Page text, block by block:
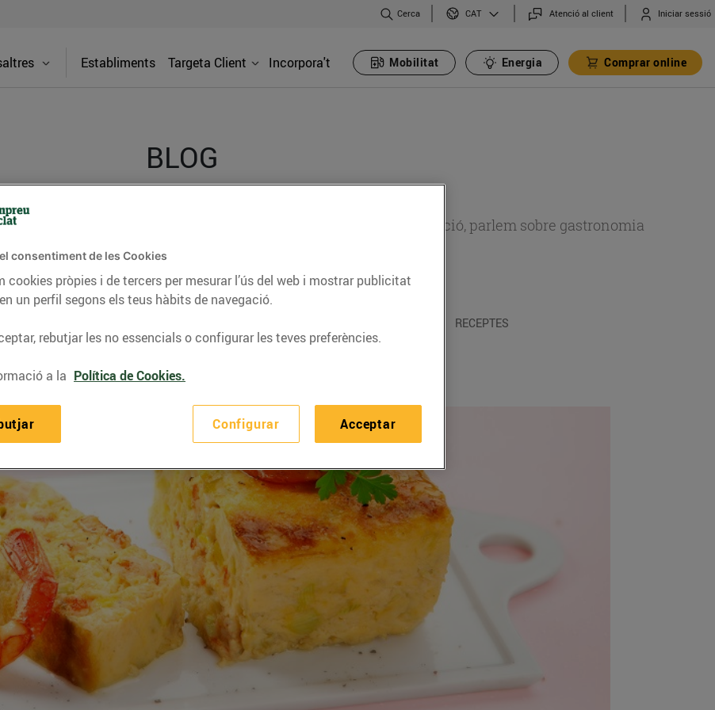
Cerca CAT Atenció al client Iniciar sessió
Establiments Targeta Client Incorpora't Mobilitat Energia Comprar online
BLOG
consells nutricionals, informació d’actualitat sobre alimentació, parlem sobre gastronomia
del nostre territori i molts altres temes.
RECEPTES
consentiment de les Cookies
cookies pròpies i de tercers per mesurar l’ús del web i mostrar publicitat
un perfil segons els teus hàbits de navegació.
rebutjar les no essencials o configurar les teves preferències.
a la Política de Cookies.
Configurar Acceptar